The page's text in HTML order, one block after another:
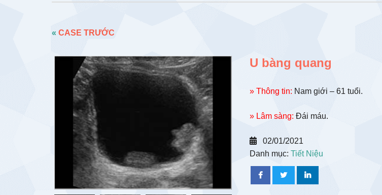
« CASE TRƯỚC
U bàng quang
» Thông tin: Nam giới – 61 tuổi.
» Lâm sàng: Đái máu.
02/01/2021
Danh mục: Tiết Niệu